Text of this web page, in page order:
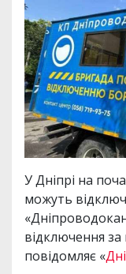
У Дніпрі на
можуть
відключення
повідомляє «